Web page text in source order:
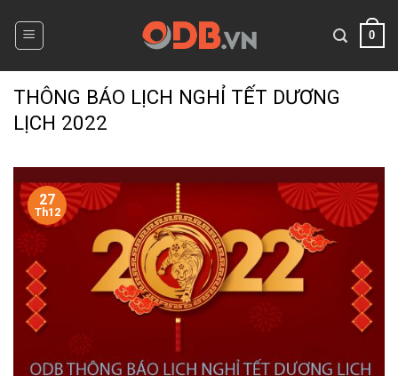
content
0
THÔNG BÁO LỊCH NGHỈ TẾT DƯƠNG
LỊCH 2022
27
Th12